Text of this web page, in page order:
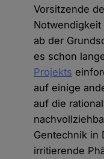
Vorsitzende
ab der
es schon
Projekts
auf einige
auf die
Gentechnik in
irritierende